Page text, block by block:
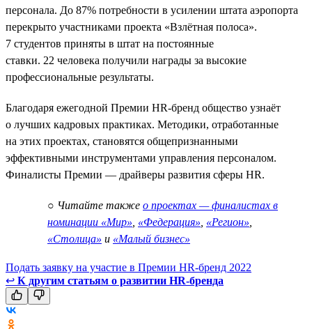
персонала. До 87% потребности в усилении штата аэропорта
перекрыто участниками проекта «Взлётная полоса».
7 студентов приняты в штат на постоянные
ставки. 22 человека получили награды за высокие
профессиональные результаты.
Благодаря ежегодной Премии HR-бренд общество узнаёт
о лучших кадровых практиках. Методики, отработанные
на этих проектах, становятся общепризнанными
эффективными инструментами управления персоналом.
Финалисты Премии — драйверы развития сферы HR.
○ Читайте также о проектах — финалистах в
номинации «Мир» «Федерация» «Регион»
«Столица» и «Малый бизнес»
Подать заявку на участие в Премии HR-бренд 2022
↩ К другим статьям о развитии HR-бренда